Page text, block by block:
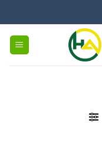
to
content